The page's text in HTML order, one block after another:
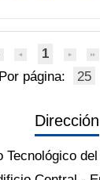
1
Por página:
25
Dirección
Tecnológico